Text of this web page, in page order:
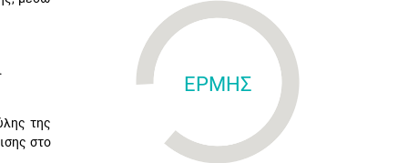
της
στο
ΕΡΜΗΣ